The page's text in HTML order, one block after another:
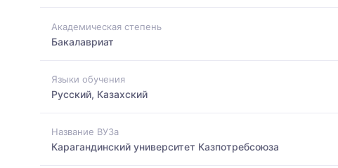
Академическая степень
Бакалавриат
Языки обучения
Русский, Казахский
Название ВУЗа
Карагандинский университет Казпотребсоюза